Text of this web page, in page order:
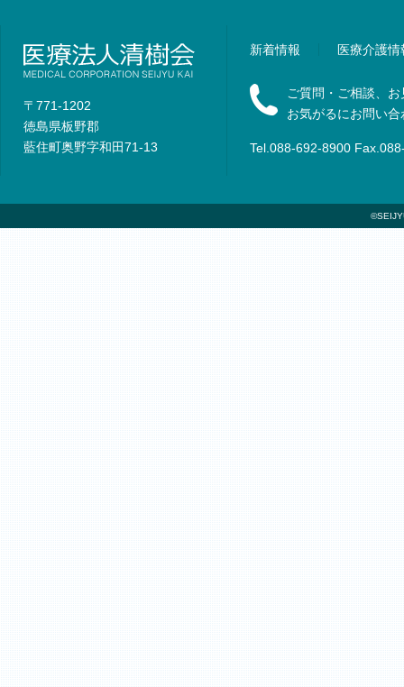
〒771-1202
徳島県板野郡
藍住町奥野字和田71-13
新着情報 医療介護情
ご質問・ご相談、
お気がるにお問い
Tel.088-692-8900